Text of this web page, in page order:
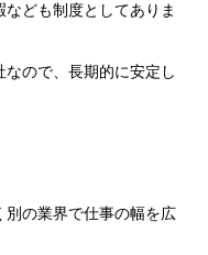
ども制度としてありま
ので、長期的に安定し
の業界で仕事の幅を広